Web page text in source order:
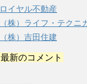
ロイヤル不動産
（株）ライフ・テクニ
（株）吉田住建
最新のコメント